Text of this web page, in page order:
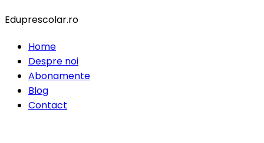
Eduprescolar.ro
Home
Despre noi
Abonamente
Blog
Contact